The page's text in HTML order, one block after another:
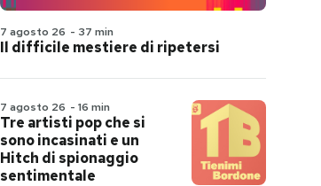
7 agosto 26 - 37 min
Il difficile mestiere di ripetersi
7 agosto 26 - 16 min
Tre artisti pop che si
sono incasinati e un
Hitch di spionaggio
sentimentale